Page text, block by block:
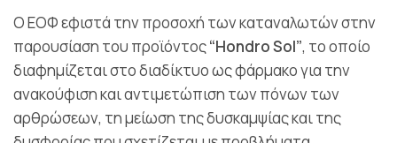
Ο ΕΟΦ εφιστά την προσοχή των καταναλωτών στην
παρουσίαση του προϊόντος“Hondro Sol”, το οποίο
διαφημίζεται στο διαδίκτυο ως φάρμακο για την
ανακούφιση και αντιμετώπιση των πόνων των
αρθρώσεων, τη μείωση της δυσκαμψίας και της